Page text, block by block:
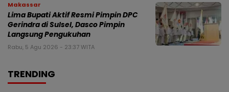
Makassar
Lima Bupati Aktif Resmi Pimpin DPC
Gerindra di Sulsel, Dasco Pimpin
Langsung Pengukuhan
Rabu, 5 Agu 2026 - 23:37 WITA
TRENDING